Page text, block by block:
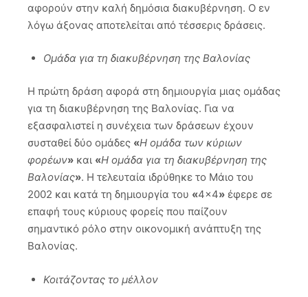
αφορούν στην καλή δημόσια διακυβέρνηση. Ο εν
λόγω άξονας αποτελείται από τέσσερις δράσεις.
Ομάδα για τη διακυβέρνηση της Βαλονίας
Η πρώτη δράση αφορά στη δημιουργία μιας ομάδας
για τη διακυβέρνηση της Βαλονίας. Για να
εξασφαλιστεί η συνέχεια των δράσεων έχουν
συσταθεί δύο ομάδες «Η ομάδα των κύριων
φορέων» και «Η ομάδα για τη διακυβέρνηση της
Βαλονίας». Η τελευταία ιδρύθηκε το Μάιο του
2002 και κατά τη δημιουργία του «4×4» έφερε σε
επαφή τους κύριους φορείς που παίζουν
σημαντικό ρόλο στην οικονομική ανάπτυξη της
Βαλονίας.
Κοιτάζοντας το μέλλον